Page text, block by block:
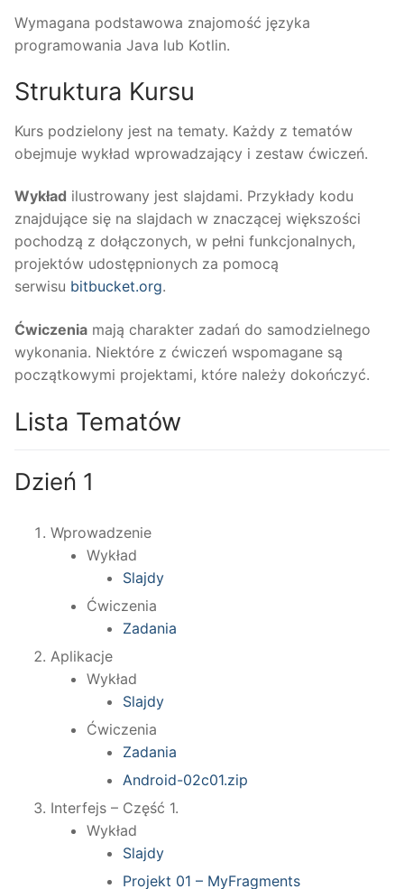
Wymagana podstawowa znajomość języka
programowania Java lub Kotlin.
Struktura Kursu
Kurs podzielony jest na tematy. Każdy z tematów
obejmuje wykład wprowadzający i zestaw ćwiczeń.
Wykład ilustrowany jest slajdami. Przykłady kodu
znajdujące się na slajdach w znaczącej większości
pochodzą z dołączonych, w pełni funkcjonalnych,
projektów udostępnionych za pomocą
serwisu bitbucket.org.
Ćwiczenia mają charakter zadań do samodzielnego
wykonania. Niektóre z ćwiczeń wspomagane są
początkowymi projektami, które należy dokończyć.
Lista Tematów
Dzień 1
Wprowadzenie
Wykład
Slajdy
Ćwiczenia
Zadania
Aplikacje
Wykład
Slajdy
Ćwiczenia
Zadania
Android-02c01.zip
Interfejs – Część 1.
Wykład
Slajdy
Projekt 01 – MyFragments